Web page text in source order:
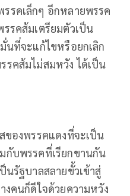
รคเล็กๆ อีกหลายพรรค
รคส้มเตรียมตัวเป็น
นที่จะแก้ไขหรือยกเลิก
รคส้มไม่สมหวัง ได้เป็น
ของพรรคแดงที่จะเป็น
กับพรรคที่เรียกขานกัน
นรัฐบาลสลายขั้วเข้าสู่
งคนก็ดีใจด้วยความหวัง